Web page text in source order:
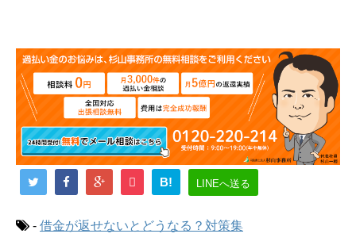
B! LINEへ送る
- 借金が返せないとどうなる？対策集